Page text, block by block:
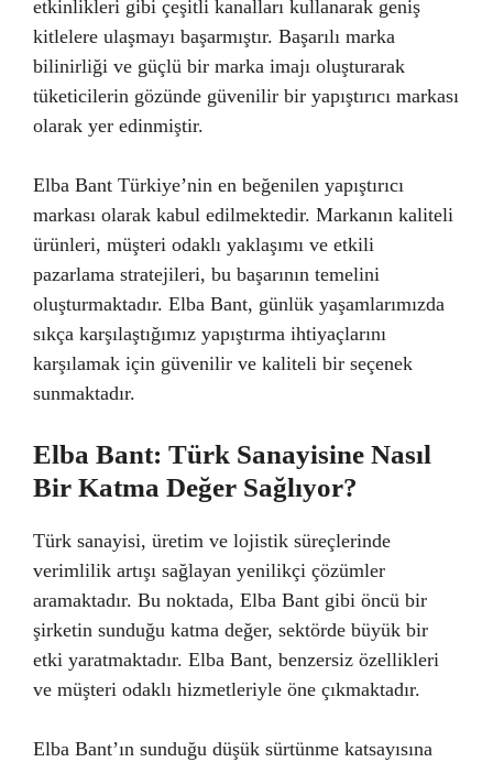
etkinlikleri gibi çeşitli kanalları kullanarak geniş
kitlelere ulaşmayı başarmıştır. Başarılı marka
bilinirliği ve güçlü bir marka imajı oluşturarak
tüketicilerin gözünde güvenilir bir yapıştırıcı markası
olarak yer edinmiştir.
Elba Bant Türkiye’nin en beğenilen yapıştırıcı
markası olarak kabul edilmektedir. Markanın kaliteli
ürünleri, müşteri odaklı yaklaşımı ve etkili
pazarlama stratejileri, bu başarının temelini
oluşturmaktadır. Elba Bant, günlük yaşamlarımızda
sıkça karşılaştığımız yapıştırma ihtiyaçlarını
karşılamak için güvenilir ve kaliteli bir seçenek
sunmaktadır.
Elba Bant: Türk Sanayisine Nasıl
Bir Katma Değer Sağlıyor?
Türk sanayisi, üretim ve lojistik süreçlerinde
verimlilik artışı sağlayan yenilikçi çözümler
aramaktadır. Bu noktada, Elba Bant gibi öncü bir
şirketin sunduğu katma değer, sektörde büyük bir
etki yaratmaktadır. Elba Bant, benzersiz özellikleri
ve müşteri odaklı hizmetleriyle öne çıkmaktadır.
Elba Bant’ın sunduğu düşük sürtünme katsayısına